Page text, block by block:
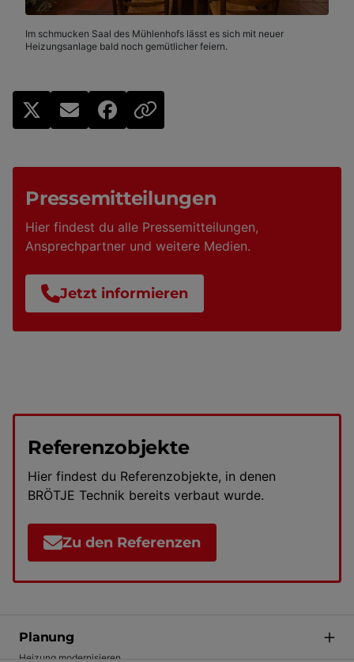
Im schmucken Saal des Mühlenhofs lässt es sich mit neuer
Heizungsanlage bald noch gemütlicher feiern.
Pressemitteilungen
Hier findest du alle Pressemitteilungen,
Ansprechpartner und weitere Medien.
Jetzt informieren
Referenzobjekte
Hier findest du Referenzobjekte, in denen
BRÖTJE Technik bereits verbaut wurde.
Zu den Referenzen
Planung
Heizung modernisieren